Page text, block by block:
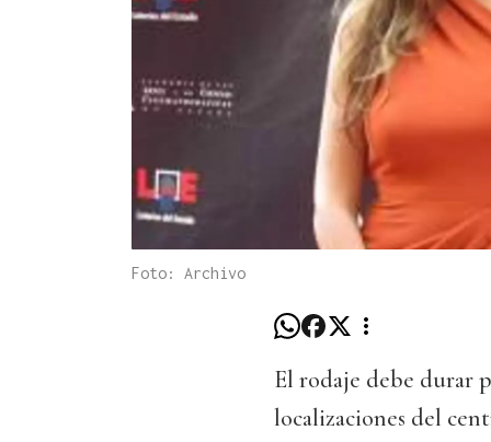
Foto: Archivo
El rodaje debe durar
localizaciones del